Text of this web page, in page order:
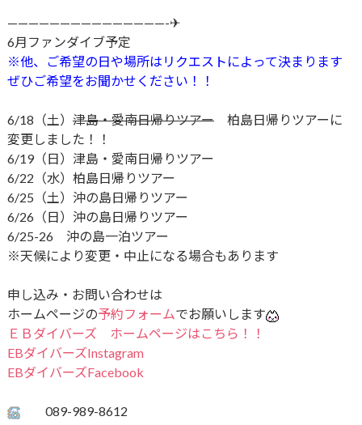
———————————————-✈
6月ファンダイブ予定
※他、ご希望の日や場所はリクエストによって決まります
ぜひご希望をお聞かせください！！
6/18（土） 津島・愛南日帰りツアー柏島日帰りツアーに
変更しました！！
6/19（日）津島・愛南日帰りツアー
6/22（水）柏島日帰りツアー
6/25（土）沖の島日帰りツアー
6/26（日）沖の島日帰りツアー
6/25-26 沖の島一泊ツアー
※天候により変更・中止になる場合もあります
申し込み・お問い合わせは
ホームページの予約フォームでお願いします
ＥＢダイバーズ ホームページはこちら！！
EBダイバーズInstagram
EBダイバーズFacebook
089-989-8612